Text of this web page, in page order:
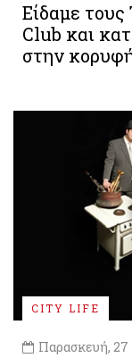
Είδαμε
Club και
στην
CITY LIFE
Παρασκευή, 27